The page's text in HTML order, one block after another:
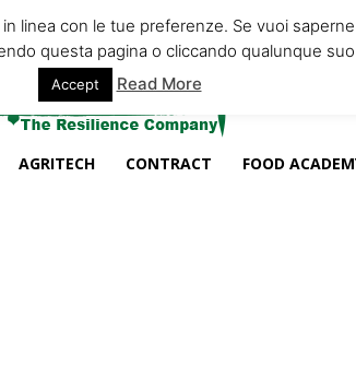
AGRITECH CONTRACT FOOD
linea con le tue preferenze. Se vuoi
questa pagina o cliccando qualunque
Accept Read More